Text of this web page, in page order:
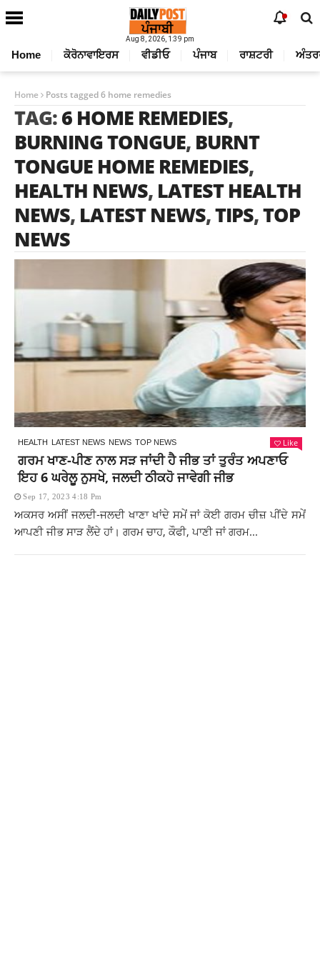
Aug 8, 2026, 1:39 pm
Home ਕੋਰੋਨਾਵਾਇਰਸ ਵੀਡੀਓ ਪੰਜਾਬ ਰਾਸ਼ਟਰੀ
Home Posts tagged 6 home remedies
TAG:6 HOME REMEDIES,
BURNING TONGUE, BURNT
TONGUE HOME REMEDIES,
HEALTH NEWS, LATEST HEALTH
NEWS, LATEST NEWS,TIPS,TOP
NEWS
HEALTH LATEST NEWS NEWS TOP NEWS Like
ਗਰਮ ਖਾਣ-ਪੀਣ ਨਾਲ ਸੜ ਜਾਂਦੀ ਹੈ ਜੀਭ ਤਾਂ ਤੁਰੰਤ ਅਪਣਾਓ
ਇਹ 6 ਘਰੇਲੂ ਨੁਸਖੇ, ਜਲਦੀ ਠੀਕਹੋ ਜਾਵੇਗੀ ਜੀਭ
Sep 17, 2023 4:18 Pm
ਅਕਸਰ ਅਸੀਂ ਜਲਦੀ-ਜਲਦੀ ਖਾਣਾ ਖਾਂਦੇ ਸਮੇਂ ਜਾਂ ਕੋਈ ਗਰਮ ਚੀਜ਼ ਪੀਂਦੇ ਸਮੇਂ
ਆਪਣੀ ਜੀਭ ਸਾੜ ਲੈਂਦੇ ਹਾਂ। ਗਰਮ ਚਾਹ, ਕੌਫੀ, ਪਾਣੀ ਜਾਂ ਗਰਮ...